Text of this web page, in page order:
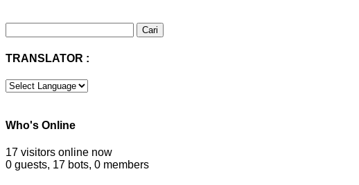
untuk:
TRANSLATOR :
Who's Online
17 visitors online now
0 guests, 17 bots, 0 members